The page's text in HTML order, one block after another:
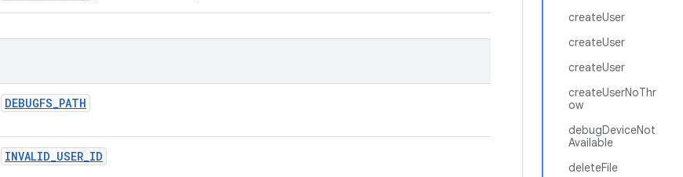
createUser
createUser
createUser
createUserNoThr
ow
debugDeviceNot
Available
deleteFile
DEBUGFS_PATH
INVALID_USER_ID